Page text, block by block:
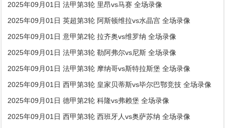
2025年09月01日 法甲第3轮 里昂vs马赛 全场录像
2025年09月01日 英超第3轮 阿斯顿维拉vs水晶宫 全场录像
2025年09月01日 意甲第2轮 拉齐奥vs维罗纳 全场录像
2025年09月01日 法甲第3轮 勒阿弗尔vs尼斯 全场录像
2025年09月01日 法甲第3轮 摩纳哥vs斯特拉斯堡 全场录像
2025年09月01日 西甲第3轮 皇家贝蒂斯vs毕尔巴鄂竞技 全场录像
2025年09月01日 德甲第2轮 科隆vs弗赖堡 全场录像
2025年09月01日 西甲第3轮 西班牙人vs奥萨苏纳 全场录像